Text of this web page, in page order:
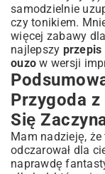
samodzielnie
czy tonikiem.
więcej zabawy
najlepszy przepis
ouzo w wersji
Przygoda z
Się
Mam nadzieję,
odczarował dla
naprawdę